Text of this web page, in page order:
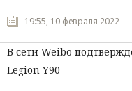
19:55, 10 февраля 2022
В сети Weibo
Legion Y90